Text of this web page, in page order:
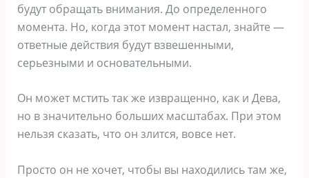
будут обращать внимания. До определенного
момента. Но, когда этот момент настал, знайте ―
ответные действия будут взвешенными,
серьезными и основательными.
Он может мстить так же извращенно, как и Дева,
но в значительно больших масштабах. При этом
нельзя сказать, что он злится, вовсе нет.
Просто он не хочет, чтобы вы находились там же,